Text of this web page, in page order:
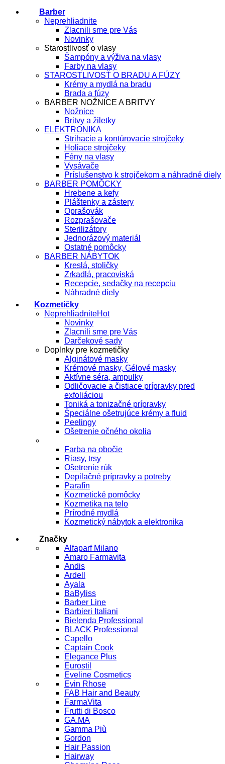
Barber
Neprehliadnite
Zlacnili sme pre Vás
Novinky
Starostlivosť o vlasy
Šampóny a výživa na vlasy
Farby na vlasy
STAROSTLIVOSŤ O BRADU A FÚZY
Krémy a mydlá na bradu
Brada a fúzy
BARBER NOŽNICE A BRITVY
Nožnice
Britvy a žiletky
ELEKTRONIKA
Strihacie a kontúrovacie strojčeky
Holiace strojčeky
Fény na vlasy
Vysávače
Príslušenstvo k strojčekom a náhradné diely
BARBER POMÔCKY
Hrebene a kefy
Pláštenky a zástery
Oprašovák
Rozprašovače
Sterilizátory
Jednorázový materiál
Ostatné pomôcky
BARBER NÁBYTOK
Kreslá, stoličky
Zrkadlá, pracoviská
Recepcie, sedačky na recepciu
Náhradné diely
Kozmetičky
Neprehliadnite
Novinky
Zlacnili sme pre Vás
Darčekové sady
Doplnky pre kozmetičky
Alginátové masky
Krémové masky, Gélové masky
Aktívne séra, ampulky
Odličovacie a čistiace prípravky pred
exfoliáciou
Toniká a tonizačné prípravky
Špeciálne ošetrujúce krémy a fluid
Peelingy
Ošetrenie očného okolia
Farba na obočie
Riasy, trsy
Ošetrenie rúk
Depilačné prípravky a potreby
Parafín
Kozmetické pomôcky
Kozmetika na telo
Prírodné mydlá
Kozmetický nábytok a elektronika
Značky
Alfaparf Milano
Amaro Farmavita
Andis
Ardell
Ayala
BaByliss
Barber Line
Barbieri Italiani
Bielenda Professional
BLACK Professional
Capello
Captain Cook
Elegance Plus
Eurostil
Eveline Cosmetics
Evin Rhose
FAB Hair and Beauty
FarmaVita
Frutti di Bosco
GA.MA
Gamma Più
Gordon
Hair Passion
Hairway